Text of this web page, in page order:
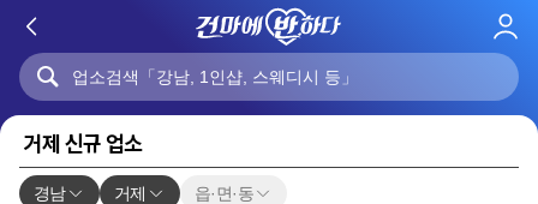
로
거제 신규 업소
경남 거제 읍·면·동